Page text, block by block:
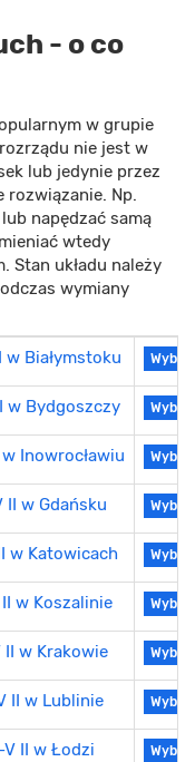
- o co
w grupie
rozrządu nie jest w
lub jedynie przez
rozwiązanie. Np.
napędzać samą
wtedy
Stan układu należy
wymiany
w Białymstoku
w Bydgoszczy
Inowrocławiu
II w Gdańsku
w Katowicach
w Koszalinie
II w Krakowie
II w Lublinie
II w Łodzi